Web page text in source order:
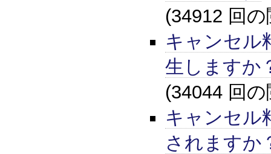
(34912 回
キャンセル
生しますか
(34044 回
キャンセル
されますか